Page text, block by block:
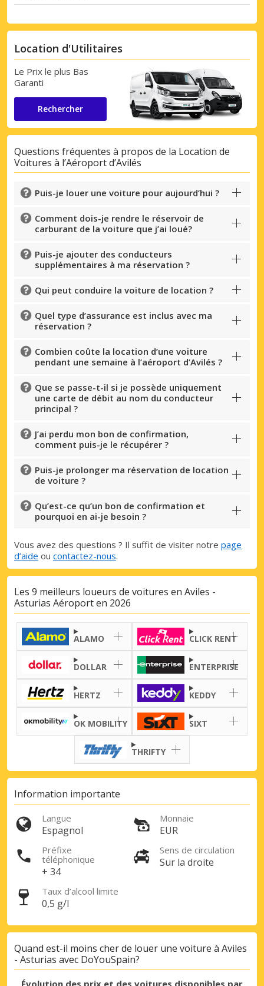
Location d'Utilitaires
Le Prix le plus Bas
Garanti
Rechercher
Questions fréquentes à propos de la Location de
Voitures à l’Aéroport d’Avilés
Puis-je louer une voiture pour aujourd’hui ?
Comment dois-je rendre le réservoir de
carburant de la voiture que j’ai loué?
Puis-je ajouter des conducteurs
supplémentaires à ma réservation ?
Qui peut conduire la voiture de location ?
Quel type d’assurance est inclus avec ma
réservation ?
Combien coûte la location d’une voiture
pendant une semaine à l’aéroport d’Avilés ?
Que se passe-t-il si je possède uniquement
une carte de débit au nom du conducteur
principal ?
J’ai perdu mon bon de confirmation,
comment puis-je le récupérer ?
Puis-je prolonger ma réservation de location
de voiture ?
Qu’est-ce qu’un bon de confirmation et
pourquoi en ai-je besoin ?
Vous avez des questions ? Il suffit de visiter notre page
d’aide ou contactez-nous.
Les 9 meilleurs loueurs de voitures en Aviles -
Asturias Aéroport en 2026
ALAMO CLICK RENT
DOLLAR ENTERPRISE
HERTZ KEDDY
OK MOBILITY SIXT
THRIFTY
Information importante
Langue
Espagnol
Monnaie
EUR
Préfixe
téléphonique
+ 34
Sens de circulation
Sur la droite
Taux d’alcool limite
0,5 g/l
Quand est-il moins cher de louer une voiture à Aviles
- Asturias avec DoYouSpain?
Promotions spéciales
Accédez à toutes vos réservations en un
seul endroit
Se connecter avec eLink